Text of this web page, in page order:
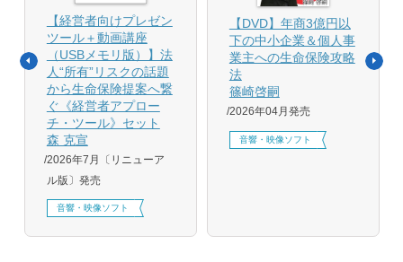
【経営者向けプレゼン
ツール＋動画講座
（USBメモリ版）】法
人“所有”リスクの話題
から生命保険提案へ繋
ぐ《経営者アプロー
チ・ツール》セット
森 克宣
2026年7月〔リニューア
ル版〕発売
音響・映像ソフト
【DVD】年商3億円以
下の中小企業＆個人事
業主への生命保険攻略
法
篠崎啓嗣
2026年04月発売
音響・映像ソフト